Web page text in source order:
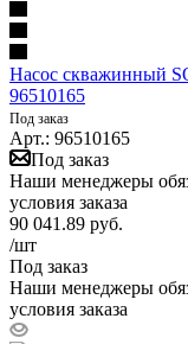
Насос скважинный
96510165
Под заказ
Арт.: 96510165
Под заказ
Наши менеджеры
условия заказа
90 041.89 руб.
/шт
Под заказ
Наши менеджеры
условия заказа